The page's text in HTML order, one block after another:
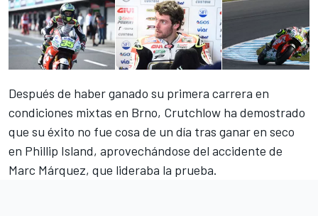
Después de haber ganado su primera carrera en
condiciones mixtas en Brno, Crutchlow ha demostrado
que su éxito no fue cosa de un día tras ganar en seco
en Phillip Island, aprovechándose del accidente de
Marc Márquez, que lideraba la prueba.